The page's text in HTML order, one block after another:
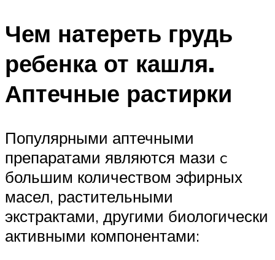
Чем натереть грудь
ребенка от кашля.
Аптечные растирки
Популярными аптечными
препаратами являются мази c
большим количеством эфирных
масел, растительными
экстрактами, другими биологически
активными компонентами: